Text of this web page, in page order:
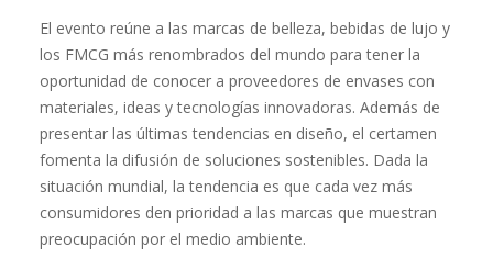
El evento reúne a las marcas de belleza, bebidas de lujo y
los FMCG más renombrados del mundo para tener la
oportunidad de conocer a proveedores de envases con
materiales, ideas y tecnologías innovadoras. Además de
presentar las últimas tendencias en diseño, el certamen
fomenta la difusión de soluciones sostenibles. Dada la
situación mundial, la tendencia es que cada vez más
consumidores den prioridad a las marcas que muestran
preocupación por el medio ambiente.